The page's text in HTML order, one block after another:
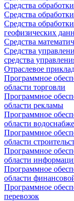
Средства
Средства
Средства
геофизических
Средства
Средства
средства
Отраслевое
Программное
области торговли
Программное
области рекламы
Программное
области
Программное
области
Программное
области
Программное
области
Программное
перевозок